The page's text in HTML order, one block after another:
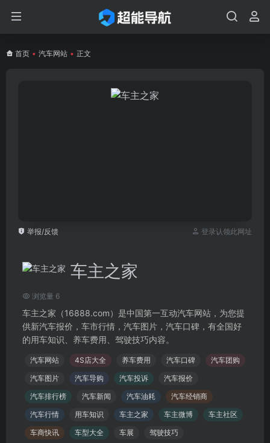
首页 • 汽车网站 • 正文
举报/反馈 登录认领此网址
车主之家
浏览量 6
车主之家（16888.com）是中国第一互动汽车网站，为您提
供新汽车报价，车市行情，汽车图片，汽车口碑，有全国好
的用车知识、养车费用、驾驶技巧内容。
汽车网站 4S店大全 养车费用 汽车口碑
汽车团购
汽车图片
汽车导购 汽车投诉
汽车报价
汽车排行榜
汽车新闻 汽车油耗
汽车经销商
汽车行情
用车知识 车主之家 车主微博
车主社区
车商快讯
车型大全 车展 驾驶技巧